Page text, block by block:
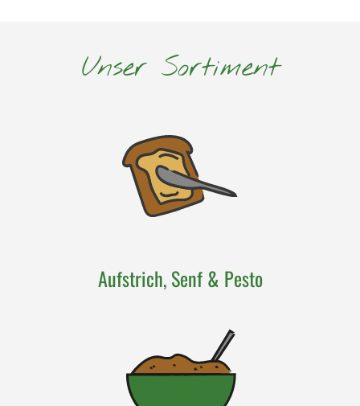
Unser Sortiment
Aufstrich, Senf & Pesto